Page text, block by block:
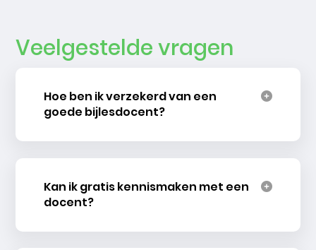
Veelgestelde vragen
Hoe ben ik verzekerd van een
goede bijlesdocent?
Kan ik gratis kennismaken met een
docent?